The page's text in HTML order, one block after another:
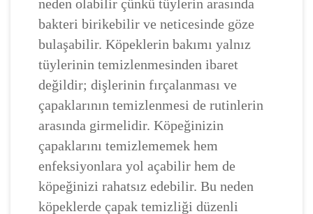
neden olabilir çünkü tüylerin arasında
bakteri birikebilir ve neticesinde göze
bulaşabilir. Köpeklerin bakımı yalnız
tüylerinin temizlenmesinden ibaret
değildir; dişlerinin fırçalanması ve
çapaklarının temizlenmesi de rutinlerin
arasında girmelidir. Köpeğinizin
çapaklarını temizlememek hem
enfeksiyonlara yol açabilir hem de
köpeğinizi rahatsız edebilir. Bu neden
köpeklerde çapak temizliği düzenli